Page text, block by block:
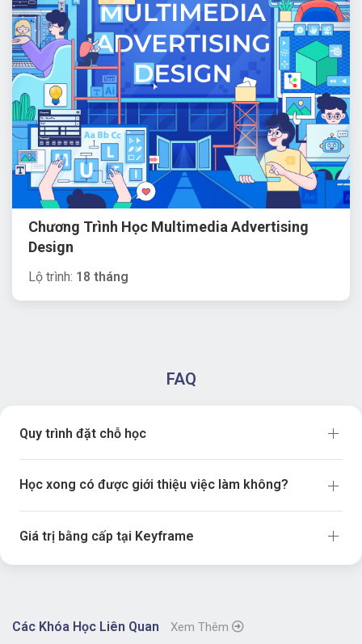
Chương Trình Học Multimedia Advertising
Design
Lộ trình: 18 tháng
FAQ
Quy trình đặt chỗ học
Học xong có được giới thiệu việc làm không?
Giá trị bằng cấp tại Keyframe
Các Khóa Học Liên Quan Xem Thêm